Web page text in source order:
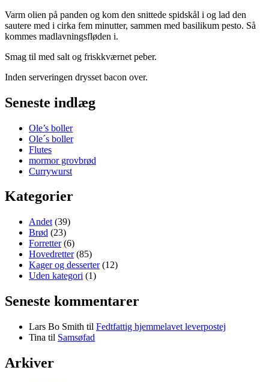
Varm olien på panden og kom den snittede spidskål i og lad den
sautere med i cirka fem minutter, sammen med basilikum pesto. Så
kommes madlavningsfløden i.
Smag til med salt og friskkværnet peber.
Inden serveringen drysset bacon over.
Seneste indlæg
Ole’s boller
Ole´s boller
Flutes
mormor grovbrød
Currywurst
Kategorier
Andet (39)
Brød (23)
Forretter(6)
Hovedretter(85)
Kager og desserter(12)
Uden kategori (1)
Seneste kommentarer
Lars Bo Smith til Fedtfattig hjemmelavet leverpostej
Tina til Samsøfad
Arkiver